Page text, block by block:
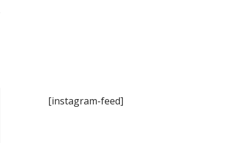
[instagram-feed]